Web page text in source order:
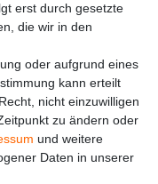
Produkte und
der
erst durch gesetzte
die wir in den
oder aufgrund eines
kann erteilt
nicht einzuwilligen
zu ändern oder
und weitere
Daten in unserer